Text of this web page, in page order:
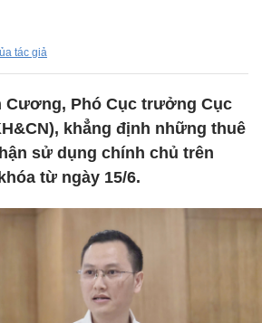
tác giả
Cương, Phó Cục trưởng Cục
khẳng định những thuê
sử dụng chính chủ trên
từ ngày 15/6.